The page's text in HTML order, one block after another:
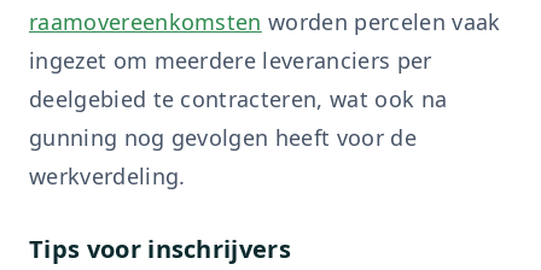
raamovereenkomsten worden percelen vaak
ingezet om meerdere leveranciers per
deelgebied te contracteren, wat ook na
gunning nog gevolgen heeft voor de
werkverdeling.
Tips voor inschrijvers